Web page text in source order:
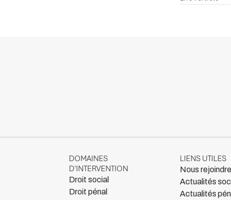
DOMAINES
D'INTERVENTION
Droit social
Droit pénal
LIENS UTILES
Nous rejoindre
Actualités
Actualités